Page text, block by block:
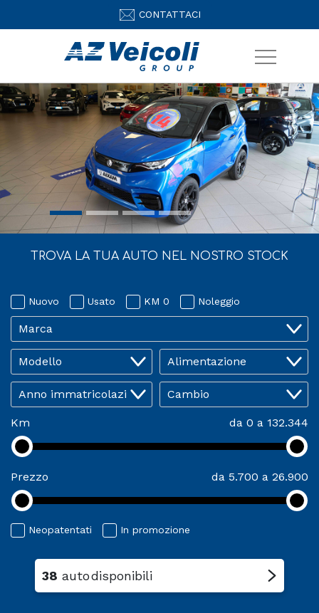
TROVA LA TUA AUTO NEL NOSTRO STOCK
Nuovo Usato KM 0 Noleggio
Km da 0 a 132.344
Prezzo da 5.700 a 26.900
Neopatentati In promozione
38 autodisponibili
CONTATTACI